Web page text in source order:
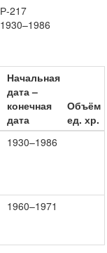
Р-217
1930–1986
Начальная
дата –
конечная
дата
Объём
ед. хр.
1930–1986
1960–1971